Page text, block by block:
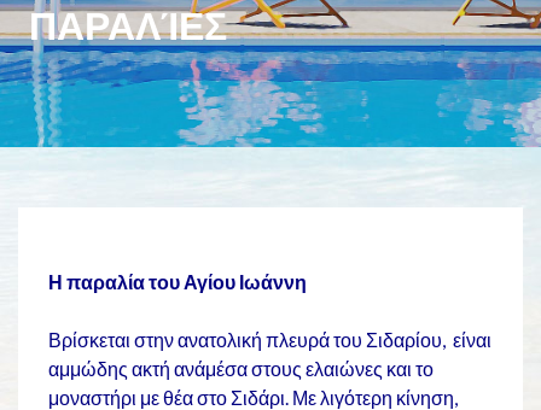
ΠΑΡΑΛΊΕΣ
Η παραλία του Αγίου Ιωάννη
Βρίσκεται στην ανατολική πλευρά του Σιδαρίου, είναι
αμμώδης ακτή ανάμέσα στους ελαιώνες και το
μοναστήρι με θέα στο Σιδάρι. Με λιγότερη κίνηση,